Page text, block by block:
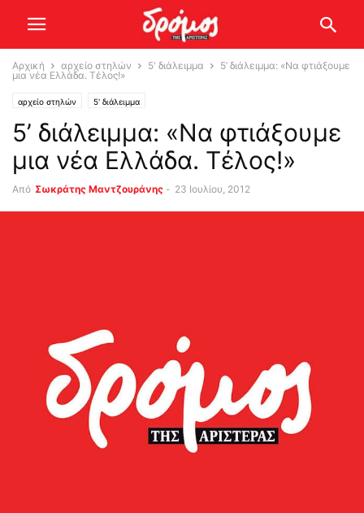
Αρχική αρχείο στηλών 5' διάλειμμα
5’ διάλειμμα: «Να φτιάξουμε
μια νέα Ελλάδα. Τέλος!»
αρχείο στηλών 5' διάλειμμα
5’ διάλειμμα: «Να φτιάξουμε
μια νέα Ελλάδα. Τέλος!»
Από Σωκράτης Μαντζουράνης - 23 Ιουλίου, 2012